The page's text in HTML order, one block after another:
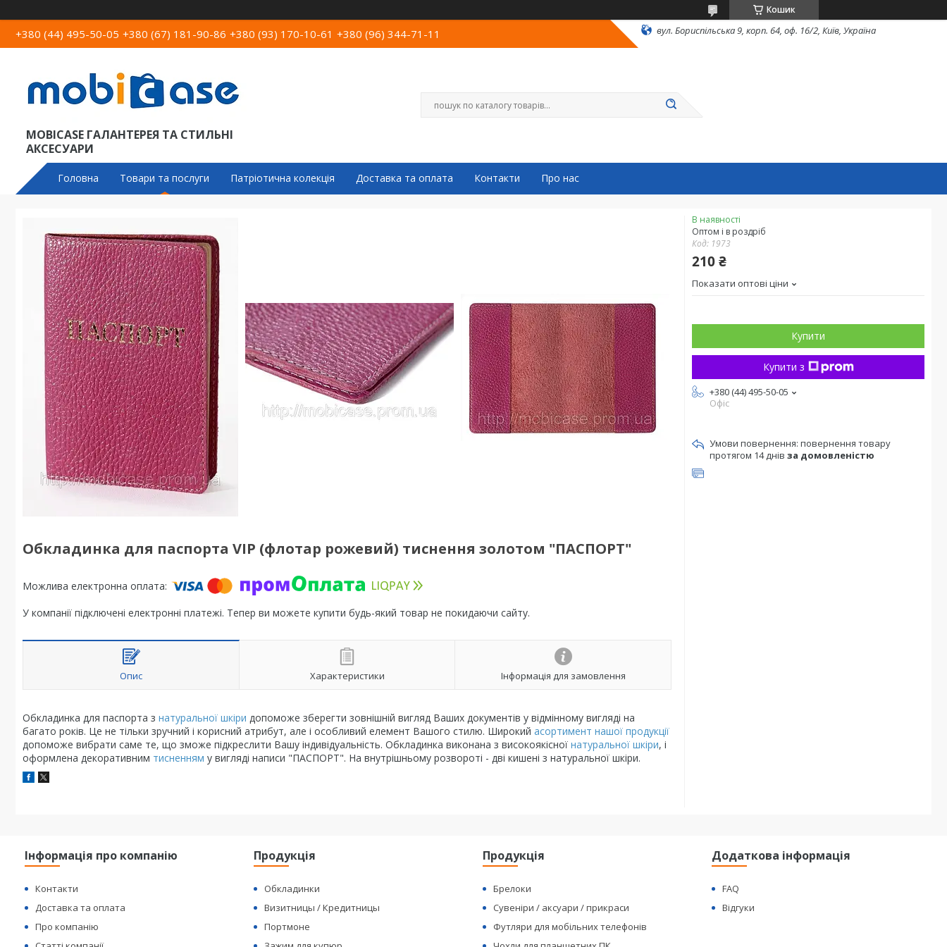
Кошик
+380 (44) 495-50-05 +380 (67) 181-90-86 +380 (93) 170-10-61 +380 (96) 344-71-11 вул. Бориспільська 9, корп. 64, оф. 16/2, Київ, Україна
MOBICASE ГАЛАНТЕРЕЯ ТА СТИЛЬНІ
АКСЕСУАРИ
Головна Товари та послуги Патріотична колекція Доставка та оплата Контакти Про нас
Обкладинка для паспорта VIP (флотар рожевий) тиснення золотом "ПАСПОРТ"
У компанії підключені електронні платежі. Тепер ви можете купити будь-який товар не покидаючи сайту.
Опис Характеристики Інформація для замовлення
Обкладинка для паспорта з натуральної шкіри допоможе зберегти зовнішній вигляд Ваших документів у відмінному вигляді на
багато років. Це не тільки зручний і корисний атрибут, але і особливий елемент Вашого стилю. Широкий асортимент нашої продукції
допоможе вибрати саме те, що зможе підкреслити Вашу індивідуальність. Обкладинка виконана з високоякісної натуральної шкіри, і
оформлена декоративним тисненням у вигляді написи "ПАСПОРТ". На внутрішньому розвороті - дві кишені з натуральної шкіри.
В наявності
Оптом і в роздріб
Код: 1973
210 ₴
Показати оптові ціни
Купити
Купити з
+380 (44) 495-50-05
Офіс
повернення товару
протягом 14 днів за домовленістю
Інформація про компанію
Контакти
Доставка та оплата
Про компанію
Продукція
Обкладинки
Визитницы / Кредитницы
Портмоне
Продукція
Брелоки
Сувеніри / аксуари / прикраси
Футляри для мобільних телефонів
Додаткова інформація
FAQ
Відгуки